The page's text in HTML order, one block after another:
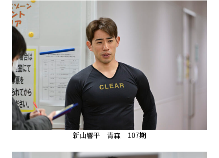
新山響平 青森 107期